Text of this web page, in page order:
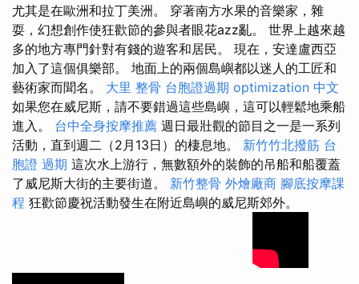
尤其是在歐洲和拉丁美洲。 穿著南方水果的音樂家，雜
耍，幻想創作使狂歡節的參與者眼花azz亂。 世界上越來越
多的地方專門針對有錢的遊客和居民。 現在，安達盧西亞
加入了這個俱樂部。 地面上的兩個島嶼都以迷人的工匠和
藝術家而聞名。 大里 整骨 台胞證過期 optimization 中文
如果您在威尼斯，請不要錯過這些島嶼，這可以輕鬆地乘船
進入。 台中全身按摩推薦 週日最壯觀的節目之一是一系列
活動，直到週二（2月13日）的棲息地。 新竹竹北撥筋 台
胞證 過期 這次水上游行，無數額外的裝飾的吊船和船覆蓋
了威尼斯大街的主要街道。 新竹整骨 外燴廠商 腳底按摩課
程 狂歡節慶祝活動發生在附近島嶼的威尼斯郊外。